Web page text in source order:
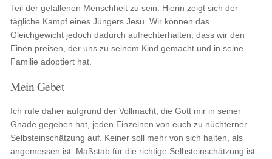
Teil der gefallenen Menschheit zu sein. Hierin zeigt sich der
tägliche Kampf eines Jüngers Jesu. Wir können das
Gleichgewicht jedoch dadurch aufrechterhalten, dass wir den
Einen preisen, der uns zu seinem Kind gemacht und in seine
Familie adoptiert hat.
Mein Gebet
Ich rufe daher aufgrund der Vollmacht, die Gott mir in seiner
Gnade gegeben hat, jeden Einzelnen von euch zu nüchterner
Selbsteinschätzung auf. Keiner soll mehr von sich halten, als
angemessen ist. Maßstab für die richtige Selbsteinschätzung ist